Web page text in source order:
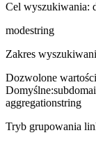
Cel wyszukiwania:
modestring
Zakres
Dozwolone wartości
Domyślne:
aggregationstring
Tryb grupowania